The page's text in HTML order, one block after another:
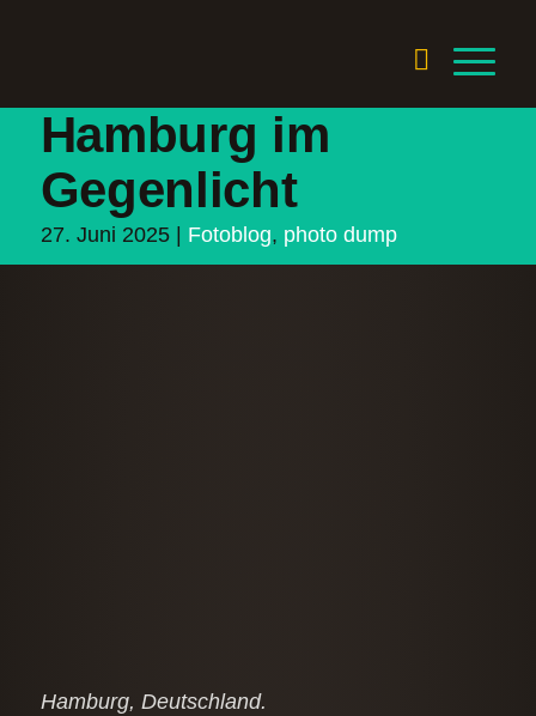
Hamburg im
Gegenlicht
27. Juni 2025 Fotoblog, photo dump
Hamburg, Deutschland.